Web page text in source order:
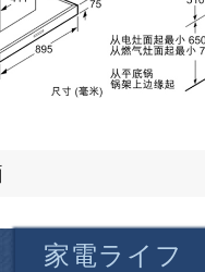
家電ライフ